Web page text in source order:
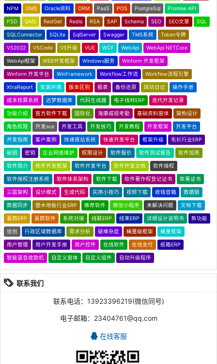
NPM OMS Oracle资料 ORM PaaS POS PostgreSql Promise API
PSD QMS RedGet Redis RSA SAP Schema SEO SEO文章 SQL
SQLConnector SQLite SqlServer Swagger TMS系统 Token令牌
VS2022 VSCode VS升级 VUE WCF WebApi WebApi NETCore
WebApi框架 WEB开发框架 Windows服务 Winform 开发框架
Winform 开发平台 WinFramework Workflow工作流 Workflow流程引擎
XtraReport 安装环境 版本区别 报表 备份还原 踩坑日记 操作手册
成本核算系统 达梦数据库 代码生成器 电子线材ERP 迭代开发记录
功能介绍 官方软件下载 国际化 海康威视考勤 基础资料窗体 架构设计
角色权限 开发sce 开发工具 开发技巧 开发教程 开发框架 开发平台
开发指南 客户案例 快速搭站系统 快速开发平台 框架升级 毛衫行业ERP
秘钥 密钥 企业网络维护 权限设计 软件报价 软件测试报告 软件加壳
软件简介 软件开发框架 软件开发平台 软件开发文档 软件授权
软件授权注册系统 软件体系架构 软件下载 软件著作权登记证书 软著证书
三层架构 设计模式 生成代码 实用小技巧 视频下载 收钱音箱 数据锁
数据同步 塑木地板行业ERP 推荐软件 微信小程序 未解决问题 文档下载
喜鹊ERP 喜鹊软件 系统对接 线联ERP 线束ERP 详细设计说明书 新功能
信创 行政区域数据库 需求分析 疑难杂症 蝇量级框架 蝇量框架
用户管理 用户开发手册 用户控件 在线软件 在线支付 纸箱ERP
智能语音收款机 自定义窗体 自定义组件 自动升级程序
联系我们
联系电话：13923396219(微信同号)
电子邮箱：23404761@qq.com
在线客服